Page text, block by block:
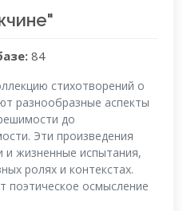
84
стихотворений о
разнообразные аспекты
до
Эти произведения
и жизненные испытания,
ролях и контекстах.
поэтическое осмысление